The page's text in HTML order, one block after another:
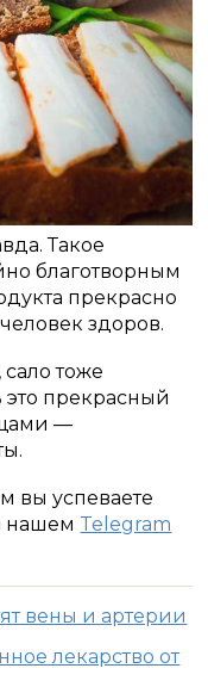
Такое
благотворным
прекрасно
здоров.
сало тоже
прекрасный
—
вы успеваете
нашем Telegram
вены и артерии
лекарство от